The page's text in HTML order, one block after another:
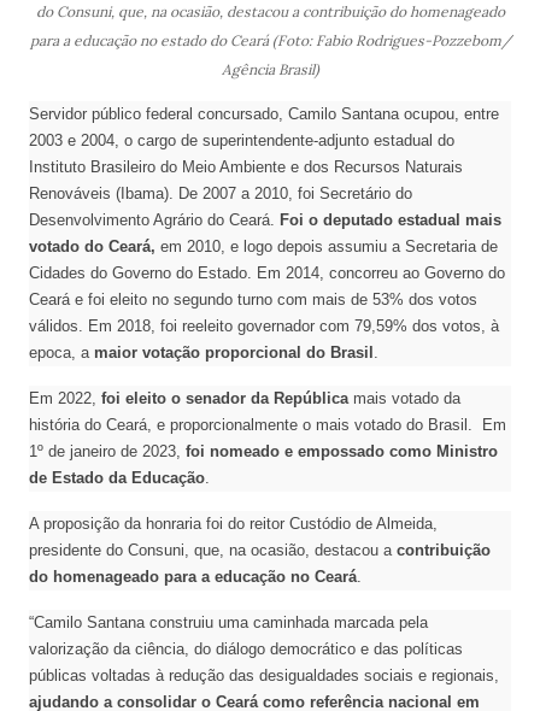
do Consuni, que, na ocasião, destacou a contribuição do homenageado
para a educação no estado do Ceará (Foto: Fabio Rodrigues-Pozzebom/
Agência Brasil)
Servidor público federal concursado, Camilo Santana ocupou, entre
2003 e 2004, o cargo de superintendente-adjunto estadual do
Instituto Brasileiro do Meio Ambiente e dos Recursos Naturais
Renováveis (Ibama). De 2007 a 2010, foi Secretário do
Desenvolvimento Agrário do Ceará. Foi o deputado estadual mais
votado do Ceará, em 2010, e logo depois assumiu a Secretaria de
Cidades do Governo do Estado. Em 2014, concorreu ao Governo do
Ceará e foi eleito no segundo turno com mais de 53% dos votos
válidos. Em 2018, foi reeleito governador com 79,59% dos votos, à
epoca, a maior votação proporcional do Brasil
Em 2022, foi eleito o senador da República mais votado da
história do Ceará, e proporcionalmente o mais votado do Brasil. Em
1º de janeiro de 2023, foi nomeado e empossado como Ministro
de Estado da Educação
A proposição da honraria foi do reitor Custódio de Almeida,
presidente do Consuni, que, na ocasião, destacou a contribuição
do homenageado para a educação no Ceará
“Camilo Santana construiu uma caminhada marcada pela
valorização da ciência, do diálogo democrático e das políticas
públicas voltadas à redução das desigualdades sociais e regionais,
ajudando a consolidar o Ceará como referência nacional em